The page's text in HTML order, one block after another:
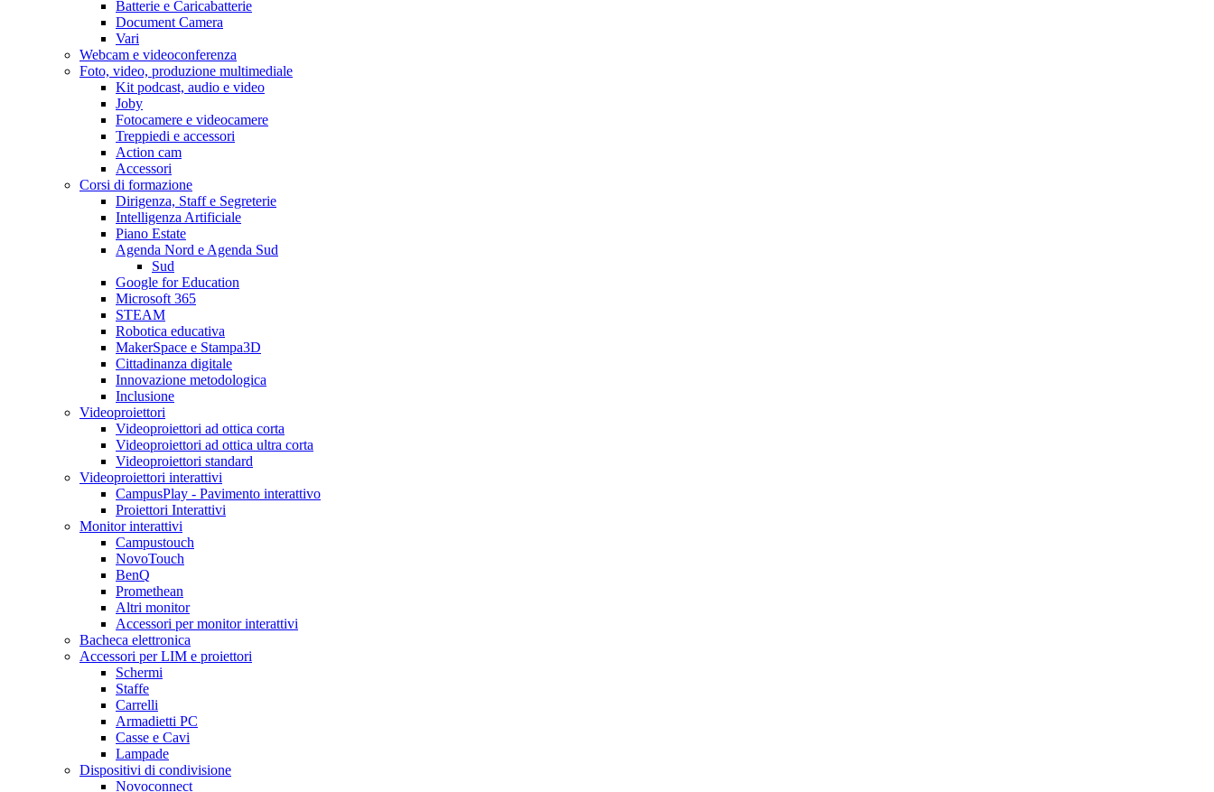
Batterie e Caricabatterie
Document Camera
Vari
Webcam e videoconferenza
Foto, video, produzione multimediale
Kit podcast, audio e video
Joby
Fotocamere e videocamere
Treppiedi e accessori
Action cam
Accessori
Corsi di formazione
Dirigenza, Staff e Segreterie
Intelligenza Artificiale
Piano Estate
Agenda Nord e Agenda Sud
Sud
Google for Education
Microsoft 365
STEAM
Robotica educativa
MakerSpace e Stampa3D
Cittadinanza digitale
Innovazione metodologica
Inclusione
Videoproiettori
Videoproiettori ad ottica corta
Videoproiettori ad ottica ultra corta
Videoproiettori standard
Videoproiettori interattivi
CampusPlay - Pavimento interattivo
Proiettori Interattivi
Monitor interattivi
Campustouch
NovoTouch
BenQ
Promethean
Altri monitor
Accessori per monitor interattivi
Bacheca elettronica
Accessori per LIM e proiettori
Schermi
Staffe
Carrelli
Armadietti PC
Casse e Cavi
Lampade
Dispositivi di condivisione
Novoconnect